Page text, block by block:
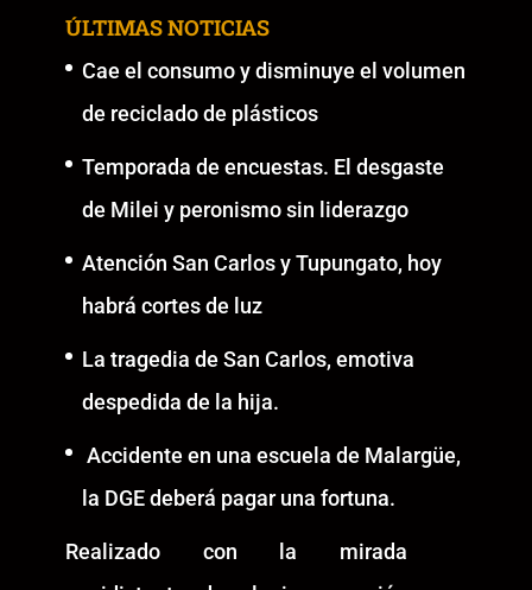
ÚLTIMAS NOTICIAS
Cae el consumo y disminuye el volumen
de reciclado de plásticos
Temporada de encuestas. El desgaste
de Milei y peronismo sin liderazgo
Atención San Carlos y Tupungato, hoy
habrá cortes de luz
La tragedia de San Carlos, emotiva
despedida de la hija.
Accidente en una escuela de Malargüe,
la DGE deberá pagar una fortuna.
Realizado con la mirada